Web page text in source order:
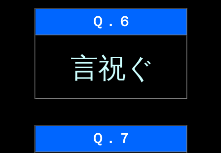
Ｑ．６
言祝ぐ
Ｑ．７